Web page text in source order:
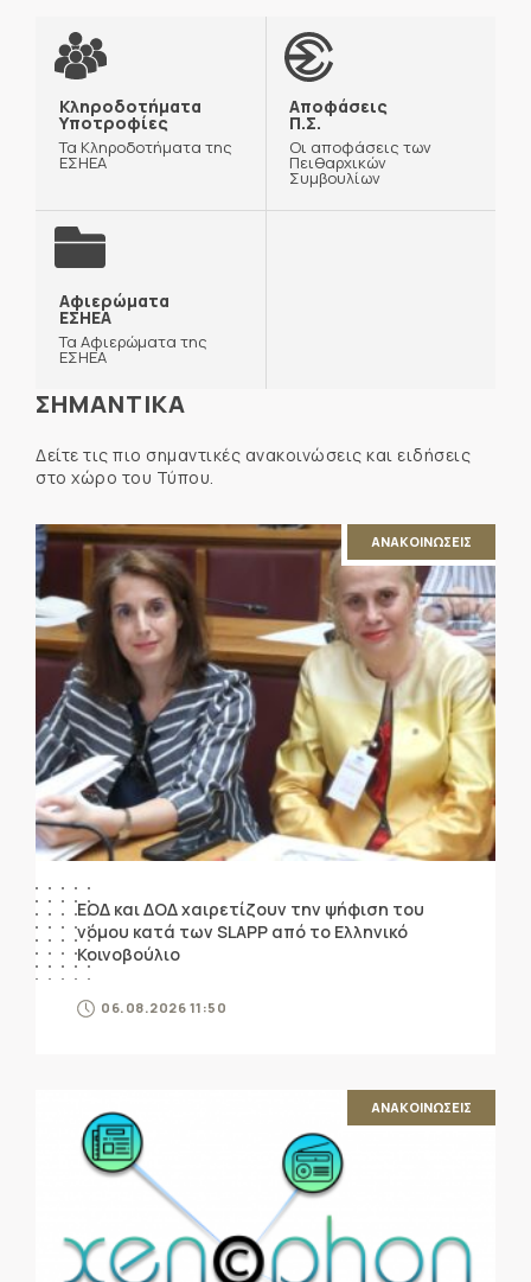
Κληροδοτήματα
Υποτροφίες
Τα Κληροδοτήματα της
ΕΣΗΕΑ
Αποφάσεις
Π.Σ.
Οι αποφάσεις των
Πειθαρχικών
Συμβουλίων
Αφιερώματα
ΕΣΗΕΑ
Τα Αφιερώματα της
ΕΣΗΕΑ
ΣΗΜΑΝΤΙΚΑ
Δείτε τις πιο σημαντικές ανακοινώσεις και ειδήσεις
στο χώρο του Τύπου.
ΑΝΑΚΟΙΝΩΣΕΙΣ
ΕΟΔ και ΔΟΔ χαιρετίζουν την ψήφιση του
νόμου κατά των SLAPP από το Ελληνικό
Κοινοβούλιο
06.08.2026 11:50
ΑΝΑΚΟΙΝΩΣΕΙΣ